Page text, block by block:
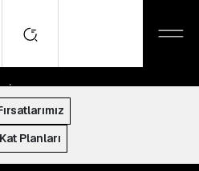
10:00 - 22:00
Kat Planları